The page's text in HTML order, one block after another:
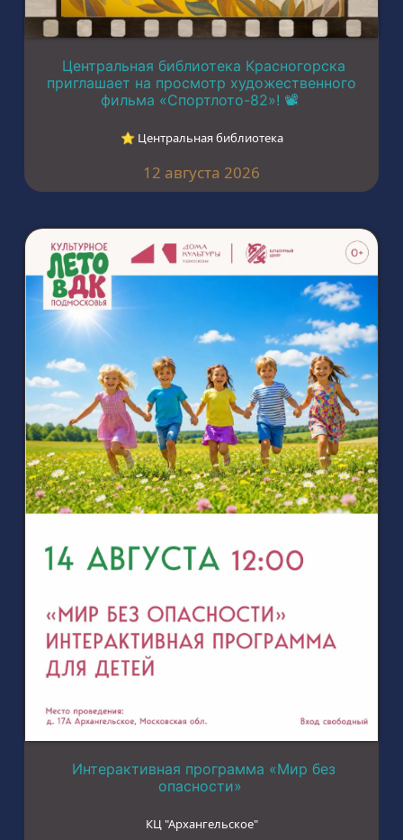
Центральная библиотека Красногорска
приглашает на просмотр художественного
фильма «Спортлото-82»! 📽️
⭐︎ Центральная библиотека
12 августа 2026
Интерактивная программа «Мир без
опасности»
КЦ "Архангельское"